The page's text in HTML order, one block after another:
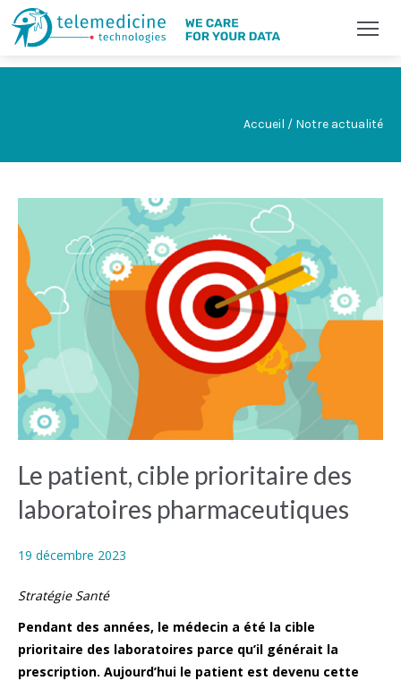
Accueil / Notre actualité
Le patient, cible prioritaire des
laboratoires pharmaceutiques
19 décembre 2023
Stratégie Santé
Pendant des années, le médecin a été la cible
prioritaire des laboratoires parce qu’il générait la
prescription. Aujourd’hui le patient est devenu cette